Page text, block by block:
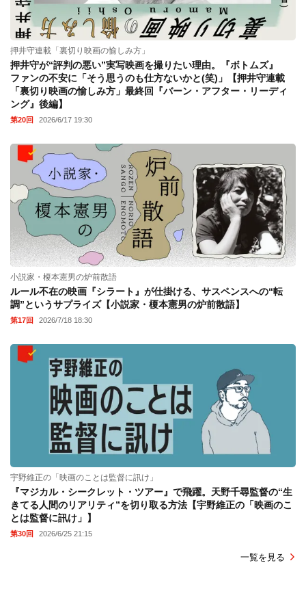
押井守連載「裏切り映画の愉しみ方」
押井守が“評判の悪い”実写映画を撮りたい理由。『ボトムズ』
ファンの不安に「そう思うのも仕方ないかと(笑)」【押井守連載
「裏切り映画の愉しみ方」最終回『バーン・アフター・リーディ
ング』後編】
第20回 2026/6/17 19:30
小説家・榎本憲男の炉前散語
ルール不在の映画『シラート』が仕掛ける、サスペンスへの“転
調”というサプライズ【小説家・榎本憲男の炉前散語】
第17回 2026/7/18 18:30
宇野維正の「映画のことは監督に訊け」
『マジカル・シークレット・ツアー』で飛躍。天野千尋監督の“生
きてる人間のリアリティ”を切り取る方法【宇野維正の「映画のこ
とは監督に訊け」】
第30回 2026/6/25 21:15
一覧を見る